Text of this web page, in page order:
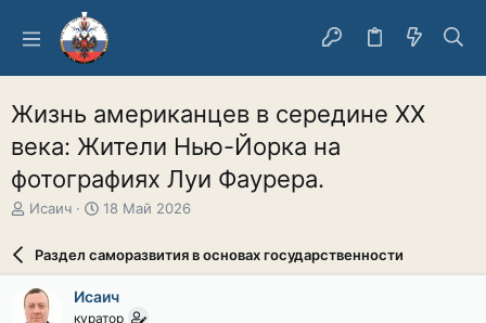
Жизнь американцев в середине XX
века: Жители Нью-Йорка на
фотографиях Луи Фаурера.
А
о
р
т
Исаич
Д
а
а
18 Май 2026
Раздел саморазвития в основах государственности
Исаич
куратор